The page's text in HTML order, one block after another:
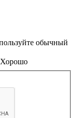
обычный
Хорошо